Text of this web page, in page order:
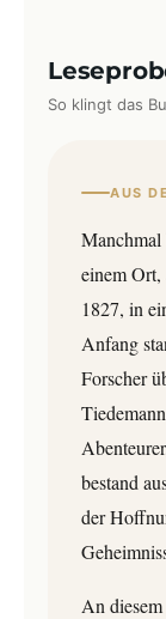
So klingt das
AUS
Manchmal
einem Ort,
1827, in
Anfang
Forscher
bestand
der
An